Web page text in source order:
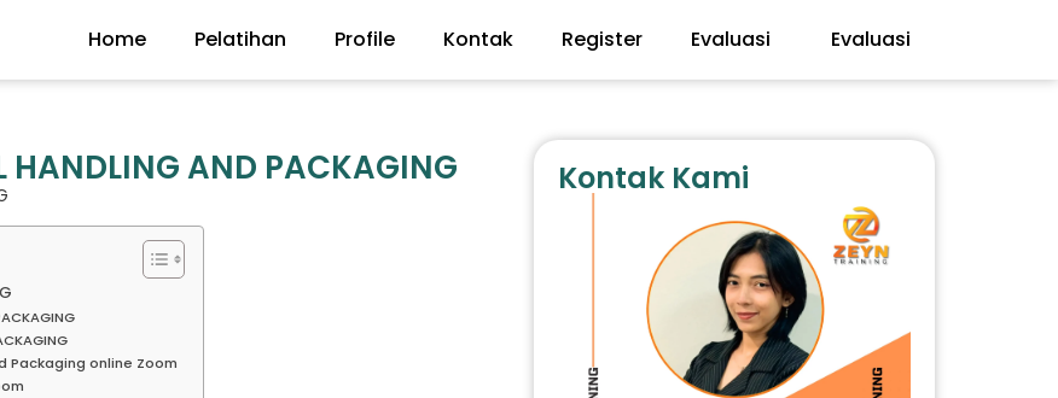
Home Pelatihan Profile Kontak Register Evaluasi Evaluasi
HANDLING AND PACKAGING
Packaging online Zoom
Kontak Kami